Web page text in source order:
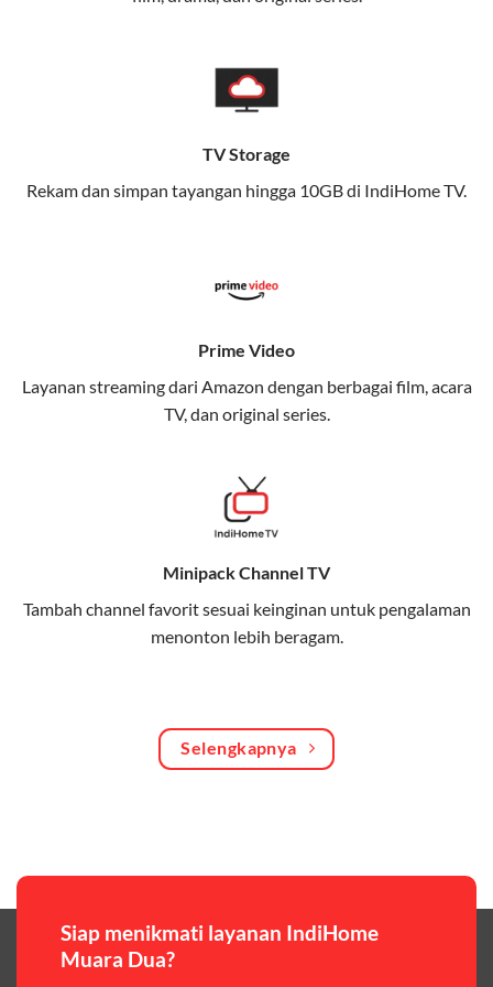
memungkinkan Anda menikmati internet cepat baik
Dengan Telkomsel One, Anda tidak terikat pada satu
teknologi jaringan tertentu, sehingga bisa menikmati
fleksibilitas dan kenyamanan maksimal.
Keunggulan Telkomsel One
streaming, gaming, dan bekerja dari rumah.
Memudahkan Anda dalam mengelola jaringan dan
meningkatkan keamanan.
Bagikan kuota internet hingga 30 GB dengan anggota
keluarga atau teman secara praktis.
One Bill System
Tagihan internet rumah dan kuota keluarga digabung
dalam satu pembayaran.
Hemat biaya dengan paket internet berkualitas tinggi
premium,berikut ulasan singkatnya:
Paket Easy
TV Storage
Rekam dan simpan tayangan hingga 10GB di IndiHome TV.
Prime Video
Layanan streaming dari Amazon dengan berbagai film, acara
TV, dan original series.
Minipack Channel TV
Tambah channel favorit sesuai keinginan untuk pengalaman
menonton lebih beragam.
Selengkapnya
Siap menikmati layanan IndiHome
Muara Dua?